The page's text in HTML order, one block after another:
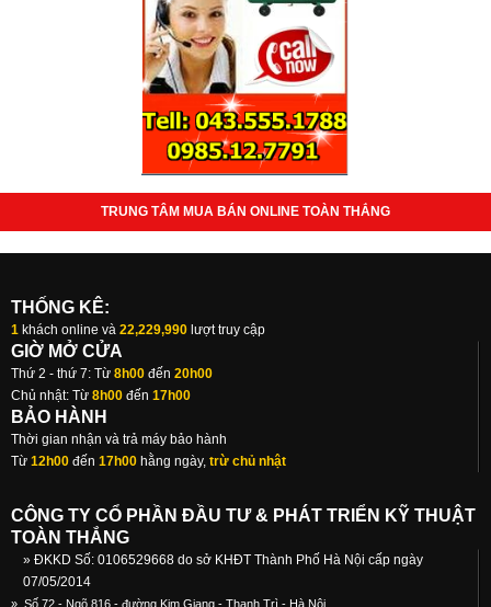
TRUNG TÂM MUA BÁN ONLINE TOÀN THẮNG
THỐNG KÊ:
1 khách online và 22,229,990 lượt truy cập
GIỜ MỞ CỬA
Thứ 2 - thứ 7: Từ 8h00 đến 20h00
Chủ nhật: Từ 8h00 đến 17h00
BẢO HÀNH
Thời gian nhận và trả máy bảo hành
Từ 12h00 đến 17h00 hằng ngày, trừ chủ nhật
CÔNG TY CỔ PHẦN ĐẦU TƯ & PHÁT TRIỂN KỸ THUẬT
TOÀN THẮNG
» ĐKKD Số: 0106529668 do sở KHĐT Thành Phố Hà Nội cấp ngày
07/05/2014
» Số 72 - Ngõ 816 - đường Kim Giang - Thanh Trì - Hà Nội